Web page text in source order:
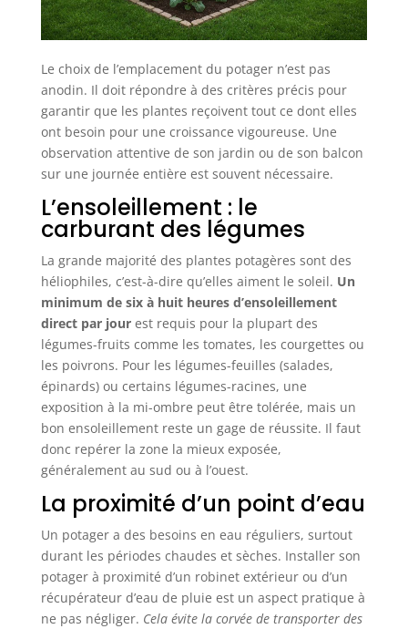
Le choix de l’emplacement du potager n’est pas
anodin. Il doit répondre à des critères précis pour
garantir que les plantes reçoivent tout ce dont elles
ont besoin pour une croissance vigoureuse. Une
observation attentive de son jardin ou de son balcon
sur une journée entière est souvent nécessaire.
L’ensoleillement : le
carburant des légumes
La grande majorité des plantes potagères sont des
héliophiles, c’est-à-dire qu’elles aiment le soleil. Un
minimum de six à huit heures d’ensoleillement
direct par jourest requis pour la plupart des
légumes-fruits comme les tomates, les courgettes ou
les poivrons. Pour les légumes-feuilles (salades,
épinards) ou certains légumes-racines, une
exposition à la mi-ombre peut être tolérée, mais un
bon ensoleillement reste un gage de réussite. Il faut
donc repérer la zone la mieux exposée,
généralement au sud ou à l’ouest.
La proximité d’un point d’eau
Un potager a des besoins en eau réguliers, surtout
durant les périodes chaudes et sèches. Installer son
potager à proximité d’un robinet extérieur ou d’un
récupérateur d’eau de pluie est un aspect pratique à
ne pas négliger. Cela évite la corvée de transporter des